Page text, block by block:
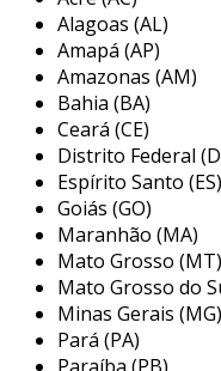
industriais. eles
operem de maneira
obstruções. além
para a segurança
de contaminação.
entre os principais
filtrantes, destacam-se:
eficiência
partículas e
desempenho dos
Alagoas (AL)
Amapá (AP)
Amazonas (AM)
Bahia (BA)
Ceará (CE)
Distrito Federal
Espírito Santo (ES)
Goiás (GO)
Maranhão (MA)
Mato Grosso (MT)
Mato Grosso do
Minas Gerais (MG)
Pará (PA)
Paraíba (PB)